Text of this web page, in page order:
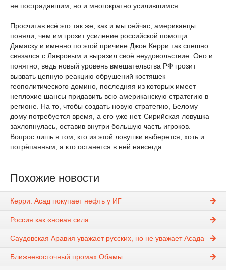
не пострадавшим, но и многократно усилившимся.
Просчитав всё это так же, как и мы сейчас, американцы
поняли, чем им грозит усиление российской помощи
Дамаску и именно по этой причине Джон Керри так спешно
связался с Лавровым и выразил своё неудовольствие. Оно и
понятно, ведь новый уровень вмешательства РФ грозит
вызвать цепную реакцию обрушений костяшек
геополитического домино, последняя из которых имеет
неплохие шансы придавить всю американскую стратегию в
регионе. На то, чтобы создать новую стратегию, Белому
дому потребуется время, а его уже нет. Сирийская ловушка
захлопнулась, оставив внутри большую часть игроков.
Вопрос лишь в том, кто из этой ловушки выберется, хоть и
потрёпанным, а кто останется в ней навсегда.
Похожие новости
Керри: Асад покупает нефть у ИГ
Россия как «новая сила
Саудовская Аравия уважает русских, но не уважает Асада
Ближневосточный промах Обамы